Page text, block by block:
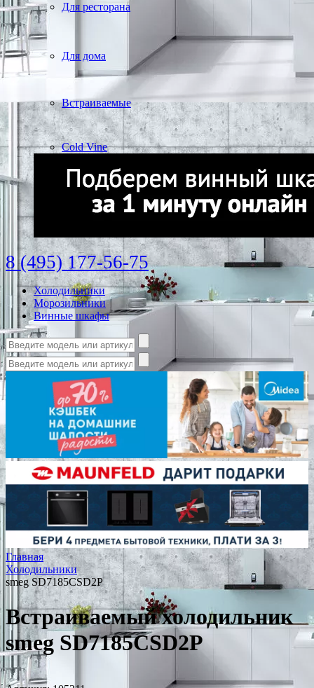
Для ресторана
Для дома
Встраиваемые
Cold Vine
8 (495) 177-56-75
Холодильники
Морозильники
Винные шкафы
Главная
Холодильники
smeg SD7185CSD2P
Встраиваемый холодильник
smeg SD7185CSD2P